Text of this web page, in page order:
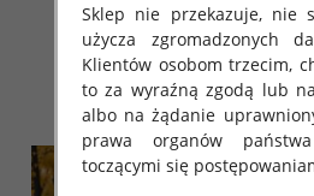
120.00 zł
szczegóły
Sklep nie przekazuje, nie
użycza zgromadzonych
Klientów osobom trzecim,
to za wyraźną zgodą lub
albo na żądanie
prawa organów
toczącymi się